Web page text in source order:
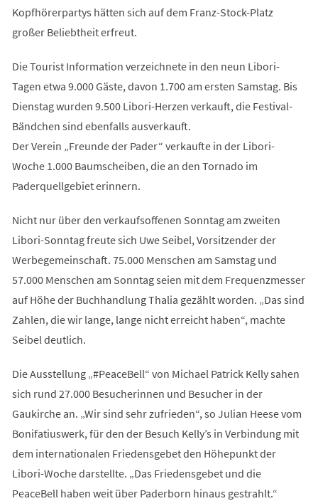
Kopfhörerpartys hätten sich auf dem Franz-Stock-Platz
großer Beliebtheit erfreut.
Die Tourist Information verzeichnete in den neun Libori-
Tagen etwa 9.000 Gäste, davon 1.700 am ersten Samstag. Bis
Dienstag wurden 9.500 Libori-Herzen verkauft, die Festival-
Bändchen sind ebenfalls ausverkauft.
Der Verein „Freunde der Pader“ verkaufte in der Libori-
Woche 1.000 Baumscheiben, die an den Tornado im
Paderquellgebiet erinnern.
Nicht nur über den verkaufsoffenen Sonntag am zweiten
Libori-Sonntag freute sich Uwe Seibel, Vorsitzender der
Werbegemeinschaft. 75.000 Menschen am Samstag und
57.000 Menschen am Sonntag seien mit dem Frequenzmesser
auf Höhe der Buchhandlung Thalia gezählt worden. „Das sind
Zahlen, die wir lange, lange nicht erreicht haben“, machte
Seibel deutlich.
Die Ausstellung „#PeaceBell“ von Michael Patrick Kelly sahen
sich rund 27.000 Besucherinnen und Besucher in der
Gaukirche an. „Wir sind sehr zufrieden“, so Julian Heese vom
Bonifatiuswerk, für den der Besuch Kelly’s in Verbindung mit
dem internationalen Friedensgebet den Höhepunkt der
Libori-Woche darstellte. „Das Friedensgebet und die
PeaceBell haben weit über Paderborn hinaus gestrahlt.“